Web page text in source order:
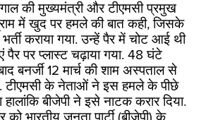
की मुख्यमंत्री और टीएमसी प्रमुख
में खुद पर हमले की बात कही, जिसके
कराया गया. उन्हें पैर में चोट आई थी
पर प्लास्ट चढ़ाया गया. 48 घंटे
बनर्जी 12 मार्च की शाम अस्पताल से
टीएमसी के नेताओं ने इस हमले के पीछे
हालांकि बीजेपी ने इसे नाटक करार दिया.